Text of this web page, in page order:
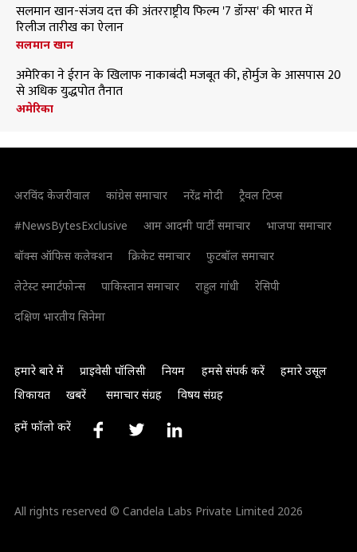
सलमान खान-संजय दत्त की अंतरराष्ट्रीय फिल्म '7 डॉग्स' की भारत में
रिलीज तारीख का ऐलान
सलमान खान
अमेरिका ने ईरान के खिलाफ नाकाबंदी मजबूत की, होर्मुज के आसपास 20
से अधिक युद्धपोत तैनात
अमेरिका
अरविंद केजरीवाल कांग्रेस समाचार नरेंद्र मोदी
ट्रैवल टिप्स
#NewsBytesExclusive
आम आदमी पार्टी समाचार
भाजपा समाचार
बॉक्स ऑफिस कलेक्शन
क्रिकेट समाचार
फुटबॉल समाचार
लेटेस्ट स्मार्टफोन्स
पाकिस्तान समाचार राहुल गांधी
रेसिपी
दक्षिण भारतीय सिनेमा
हमारे बारे में प्राइवेसी पॉलिसी नियम हमसे संपर्क करें
हमारे उसूल
शिकायत
खबरें समाचार संग्रह विषय संग्रह
हमें फॉलो करें
All rights reserved © Candela Labs Private Limited 2026